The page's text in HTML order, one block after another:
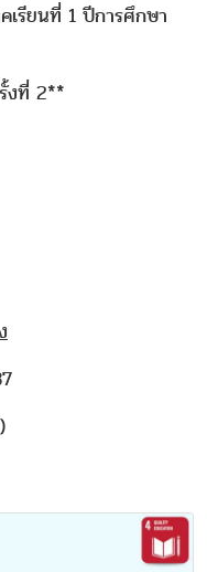
เรียนที่ 1 ปีการศึกษา
งที่ 2**